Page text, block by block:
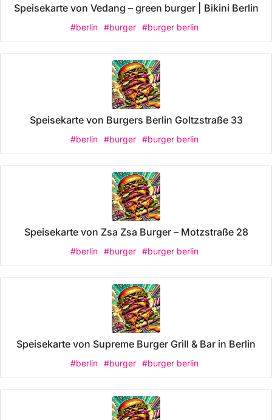
Speisekarte von Vedang – green burger | Bikini Berlin
#berlin #burger #burger berlin
Speisekarte von Burgers Berlin Goltzstraße 33
#berlin #burger #burger berlin
Speisekarte von Zsa Zsa Burger – Motzstraße 28
#berlin #burger #burger berlin
Speisekarte von Supreme Burger Grill & Bar in Berlin
#berlin #burger #burger berlin